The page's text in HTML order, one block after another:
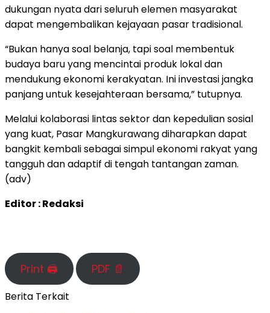
dukungan nyata dari seluruh elemen masyarakat
dapat mengembalikan kejayaan pasar tradisional.
“Bukan hanya soal belanja, tapi soal membentuk
budaya baru yang mencintai produk lokal dan
mendukung ekonomi kerakyatan. Ini investasi jangka
panjang untuk kesejahteraan bersama,” tutupnya.
Melalui kolaborasi lintas sektor dan kepedulian sosial
yang kuat, Pasar Mangkurawang diharapkan dapat
bangkit kembali sebagai simpul ekonomi rakyat yang
tangguh dan adaptif di tengah tantangan zaman.
(adv)
Editor : Redaksi
Print 🖨 PDF 📄
Berita Terkait